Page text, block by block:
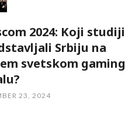
2024: Koji studiji
Srbiju na
svetskom gaming
23, 2024